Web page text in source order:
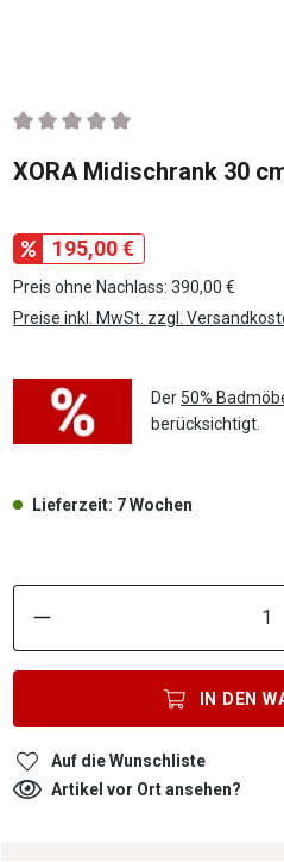
Durchschnittliche Bewertung
XORA Midischrank 30
195,00 €
Preis ohne Nachlass: 390,00 €
Preise inkl. MwSt. zzgl.
Der 50%
berücksichtigt.
Lieferzeit: 7 Wochen
IN DEN
Auf die Wunschliste
Artikel vor Ort ansehen?